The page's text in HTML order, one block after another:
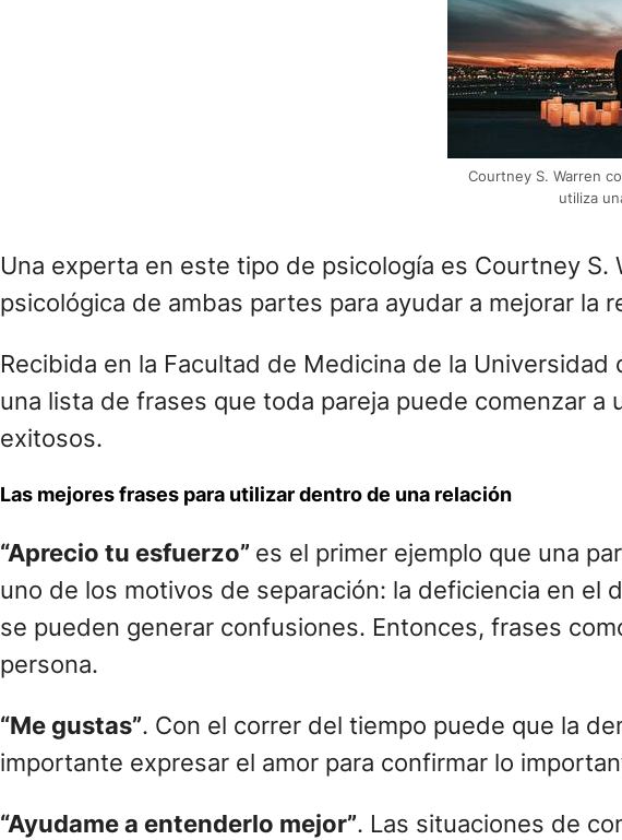
Courtney S. Warren
utiliza
Una experta en este tipo de psicología es Courtney S.
psicológica de ambas partes para ayudar a mejorar la
Recibida en la Facultad de Medicina de la Universidad
una lista de frases que toda pareja puede comenzar
exitosos.
Las mejores frases para utilizar dentro de una relación
“Aprecio tu esfuerzo” es el primer ejemplo que una
uno de los motivos de separación: la deficiencia en el
se pueden generar confusiones. Entonces, frases
persona.
“Me gustas”. Con el correr del tiempo puede que la
importante expresar el amor para confirmar lo
“Ayudame a entenderlo mejor”. Las situaciones de